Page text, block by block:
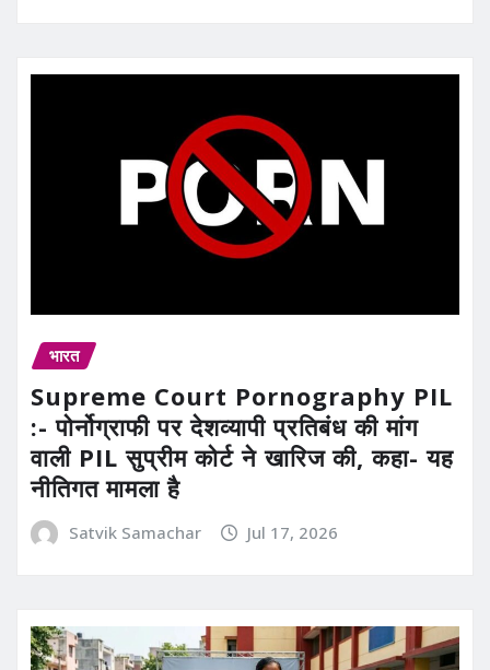
भारत
Supreme Court Pornography PIL
:- पोर्नोग्राफी पर देशव्यापी प्रतिबंध की मांग
वाली PIL सुप्रीम कोर्ट ने खारिज की, कहा- यह
नीतिगत मामला है
Satvik Samachar Jul 17, 2026